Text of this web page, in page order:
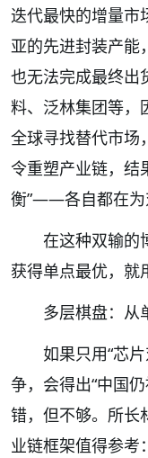
迭代最快的增量市
亚的先进封装产能
也无法完成最终出
料、泛林集团等，
全球寻找替代市场
令重塑产业链，结
衡”——各自都在为
在这种双输的
获得单点最优，就
多层棋盘：从
如果只用“芯
争，会得出“中国
错，但不够。所长
业链框架值得参考：